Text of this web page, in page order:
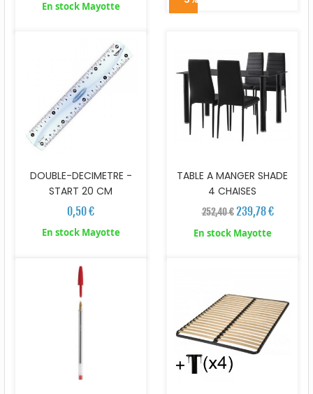
En stock Mayotte
DOUBLE-DECIMETRE -
START 20 CM
0,50 €
En stock Mayotte
TABLE A MANGER SHADE
4 CHAISES
252,40 € 239,78 €
En stock Mayotte